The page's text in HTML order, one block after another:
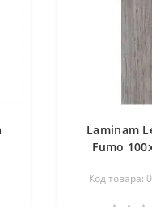
Laminam
Fumo
Код товара: